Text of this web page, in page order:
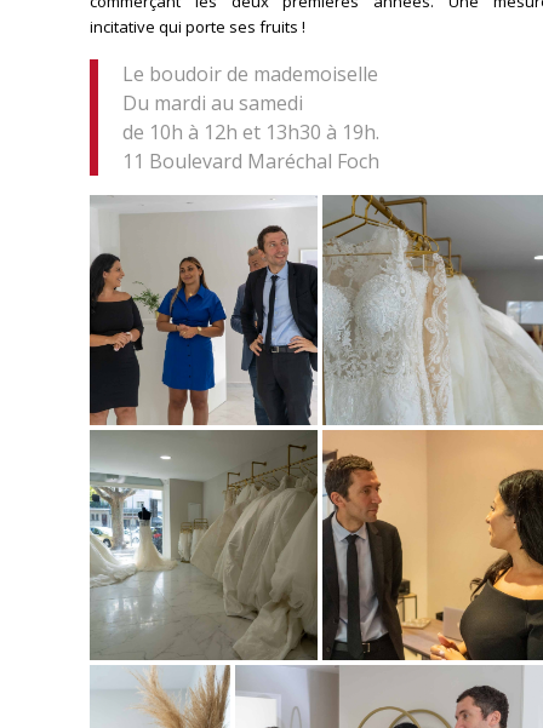
incitative qui porte ses fruits !
Le boudoir de mademoiselle
Du mardi au samedi
de 10h à 12h et 13h30 à 19h.
11 Boulevard Maréchal Foch